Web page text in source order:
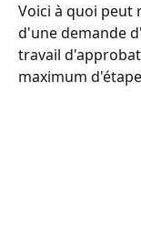
Voici à quoi peut
d'une demande
travail
maximum